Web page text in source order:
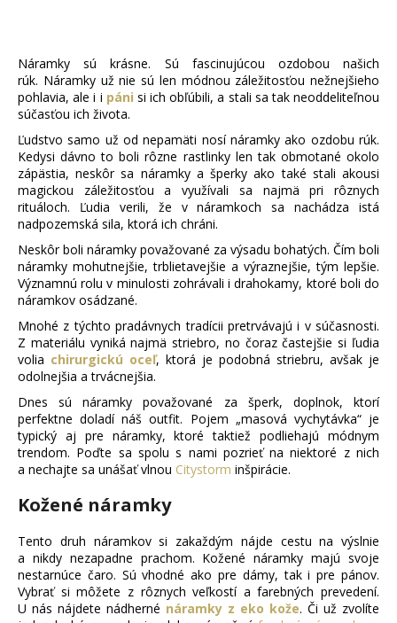
Náramky sú krásne. Sú fascinujúcou ozdobou našich
rúk. Náramky už nie sú len módnou záležitosťou nežnejšieho
pohlavia, ale i i páni si ich obľúbili, a stali sa tak neoddeliteľnou
súčasťou ich života.
Ľudstvo samo už od nepamäti nosí náramky ako ozdobu rúk.
Kedysi dávno to boli rôzne rastlinky len tak obmotané okolo
zápästia, neskôr sa náramky a šperky ako také stali akousi
magickou záležitosťou a využívali sa najmä pri rôznych
rituáloch. Ľudia verili, že v náramkoch sa nachádza istá
nadpozemská sila, ktorá ich chráni.
Neskôr boli náramky považované za výsadu bohatých. Čím boli
náramky mohutnejšie, trblietavejšie a výraznejšie, tým lepšie.
Významnú rolu v minulosti zohrávali i drahokamy, ktoré boli do
náramkov osádzané.
Mnohé z týchto pradávnych tradícii pretrvávajú i v súčasnosti.
Z materiálu vyniká najmä striebro, no čoraz častejšie si ľudia
volia chirurgickú oceľ, ktorá je podobná striebru, avšak je
odolnejšia a trvácnejšia.
Dnes sú náramky považované za šperk, doplnok, ktorí
perfektne doladí náš outfit. Pojem „masová vychytávka“ je
typický aj pre náramky, ktoré taktiež podliehajú módnym
trendom. Poďte sa spolu s nami pozrieť na niektoré z nich
a nechajte sa unášať vlnou Citystorm inšpirácie.
Kožené náramky
Tento druh náramkov si zakaždým nájde cestu na výslnie
a nikdy nezapadne prachom. Kožené náramky majú svoje
nestarnúce čaro. Sú vhodné ako pre dámy, tak i pre pánov.
Vybrať si môžete z rôznych veľkostí a farebných prevedení.
U nás nájdete nádherné náramky z eko kože. Či už zvolíte
s
ť
?
HĽADAŤ
O
d
p
o
r
ú
č
a
m
e
RETIAZKA
PRÍVESKOM
PRE
DVOCH
JIN
JANG
+